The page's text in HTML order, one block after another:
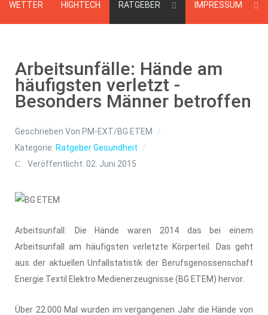
WETTER HIGHTECH RATGEBER IMPRESSUM
Arbeitsunfälle: Hände am
häufigsten verletzt -
Besonders Männer betroffen
Geschrieben Von PM-EXT/BG ETEM
Kategorie: Ratgeber Gesundheit
Veröffentlicht: 02. Juni 2015
Arbeitsunfall: Die Hände waren 2014 das bei einem
Arbeitsunfall am häufigsten verletzte Körperteil. Das geht
aus der aktuellen Unfallstatistik der Berufsgenossenschaft
Energie Textil Elektro Medienerzeugnisse (BG ETEM) hervor.
Über 22.000 Mal wurden im vergangenen Jahr die Hände von